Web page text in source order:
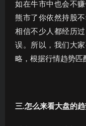
如在牛市中也会不
熊市了你依然持股
相信不少人都经历
误。所以，我们大
略，根据行情趋势匹
三.怎么来看大盘的